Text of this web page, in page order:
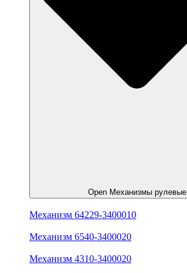
Open Механизмы рулевые
Механизм 64229-3400010
Механизм 6540-3400020
Механизм 4310-3400020